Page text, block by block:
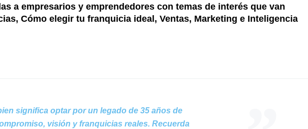
a empresarios y emprendedores con temas de interés que van
Cómo elegir tu franquicia ideal, Ventas, Marketing e Inteligencia
significa optar por un legado de 35 años de
visión y franquicias reales. Recuerda